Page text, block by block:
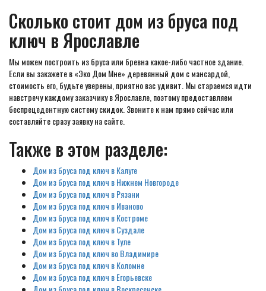
Сколько стоит дом из бруса под
ключ в Ярославле
Мы можем построить из бруса или бревна какое-либо частное здание.
Если вы закажете в «Эко Дом Мне» деревянный дом с мансардой,
стоимость его, будьте уверены, приятно вас удивит. Мы стараемся идти
навстречу каждому заказчику в Ярославле, поэтому предоставляем
беспрецедентную систему скидок. Звоните к нам прямо сейчас или
составляйте сразу заявку на сайте.
Также в этом разделе:
Дом из бруса под ключ в Калуге
Дом из бруса под ключ в Нижнем Новгороде
Дом из бруса под ключ в Рязани
Дом из бруса под ключ в Иваново
Дом из бруса под ключ в Костроме
Дом из бруса под ключ в Суздале
Дом из бруса под ключ в Туле
Дом из бруса под ключ во Владимире
Дом из бруса под ключ в Коломне
Дом из бруса под ключ в Егорьевске